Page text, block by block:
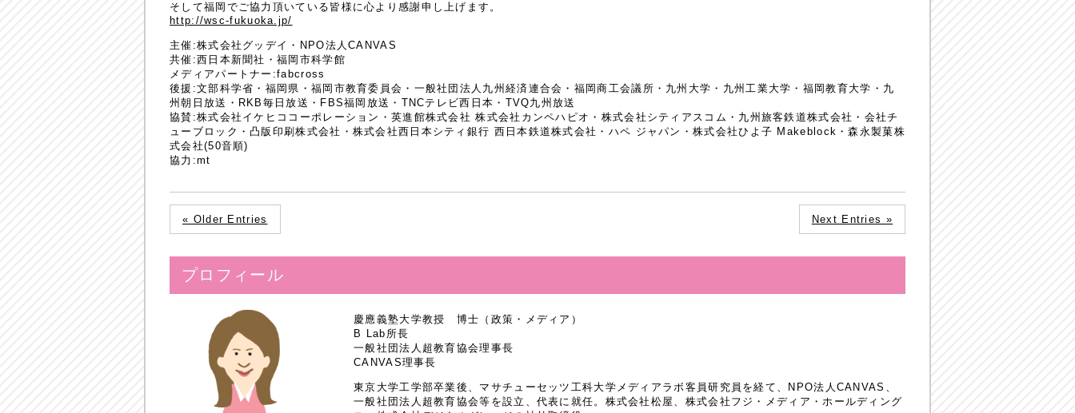
そして福岡でご協力頂いている皆様に心より感謝申し上げます。
http://wsc-fukuoka.jp/
主催:株式会社グッデイ・NPO法人CANVAS
共催:西日本新聞社・福岡市科学館
メディアパートナー:fabcross
後援:文部科学省・福岡県・福岡市教育委員会・一般社団法人九州経済連合会・福岡商工会議所・九州大学・九州工業大学・福岡教育大学・九
州朝日放送・RKB毎日放送・FBS福岡放送・TNCテレビ西日本・TVQ九州放送
協賛:株式会社イケヒココーポレーション・英進館株式会社 株式会社カンペハピオ・株式会社シティアスコム・九州旅客鉄道株式会社・会社チ
ューブロック・凸版印刷株式会社・株式会社西日本シティ銀行 西日本鉄道株式会社・ハペ ジャパン・株式会社ひよ子 Makeblock・森永製菓株
式会社(50音順)
協力:mt
« Older Entries Next Entries »
プロフィール
慶應義塾大学教授 博士（政策・メディア）
B Lab所長
一般社団法人超教育協会理事長
CANVAS理事長
東京大学工学部卒業後、マサチューセッツ工科大学メディアラボ客員研究員を経て、NPO法人CANVAS、
一般社団法人超教育協会等を設立、代表に就任。株式会社松屋、株式会社フジ・メディア・ホールディング